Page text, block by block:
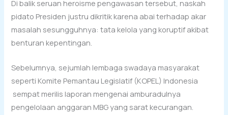
Di balik seruan heroisme pengawasan tersebut, naskah
pidato Presiden justru dikritik karena abai terhadap akar
masalah sesungguhnya: tata kelola yang koruptif akibat
benturan kepentingan.
Sebelumnya, sejumlah lembaga swadaya masyarakat
seperti Komite Pemantau Legislatif (KOPEL) Indonesia
sempat merilis laporan mengenai amburadulnya
pengelolaan anggaran MBG yang sarat kecurangan.